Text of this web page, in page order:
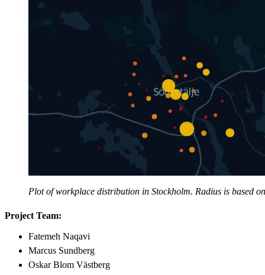
Plot of workplace distribution in Stockholm. Radius is based
Project Team:
Fatemeh Naqavi
Marcus Sundberg
Oskar Blom Västberg